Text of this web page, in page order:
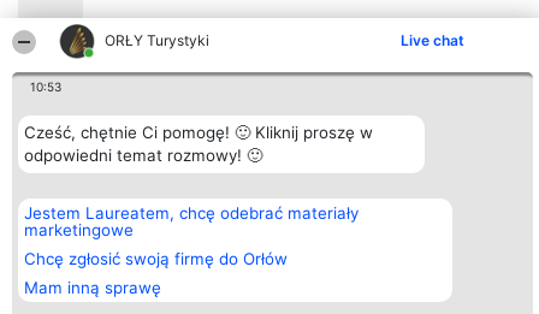
ORŁY Turystyki Live chat
10:53
Cześć, chętnie Ci pomogę! 🙂 Kliknij proszę w
odpowiedni temat rozmowy! 🙂
Jestem Laureatem, chcę odebrać materiały
marketingowe
Chcę zgłosić swoją firmę do Orłów
Mam inną sprawę
8.7
Organizator plebiscytu
Bright Side Solutions sp. z o.
o. sp. k.
ul. Ruska 22
KRS 0000749100 | Regon
381313360 | NIP 8943132676
+48 508 492 400
Plebiscyt
Laureaci
Lista
wszystkich
Zasady
Prywatności
Kontakt
Kontakt